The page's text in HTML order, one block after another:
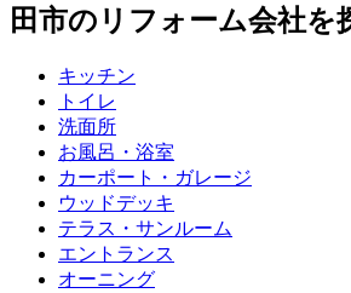
田市のリフォーム会社を
キッチン
トイレ
洗面所
お風呂・浴室
カーポート・ガレージ
ウッドデッキ
テラス・サンルーム
エントランス
オーニング